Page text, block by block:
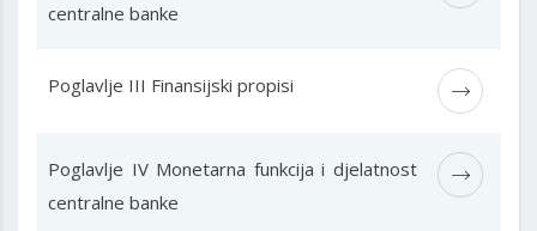
centralne banke
Poglavlje III Finansijski propisi
Poglavlje IV Monetarna funkcija i djelatnost
centralne banke